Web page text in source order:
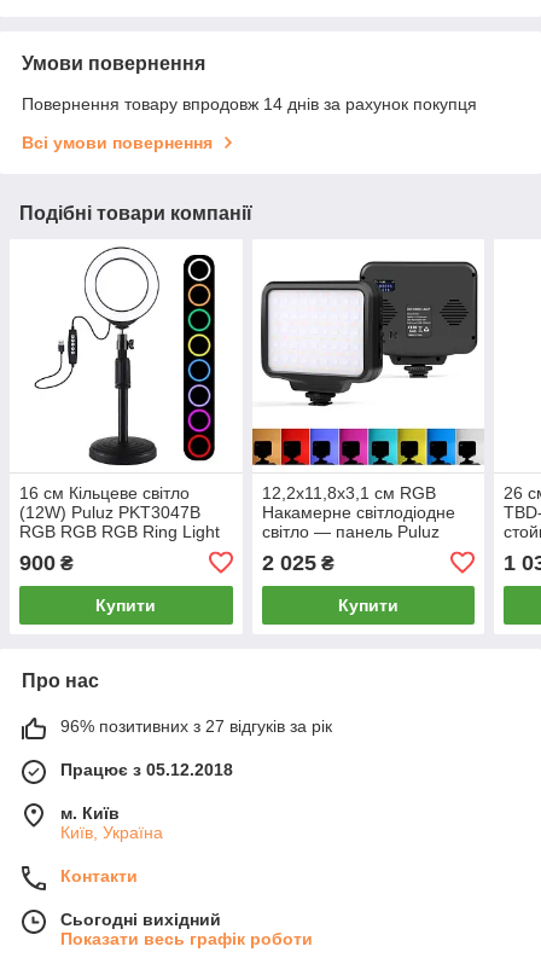
Умови повернення
Повернення товару впродовж 14 днів за рахунок покупця
Всі умови повернення
Подібні товари компанії
16 см Кільцеве світло
(12W) Puluz PKT3047B
RGB RGB RGB Ring Light
900 ₴
Купити
12,2x11,8x3,1 см RGB
Накамерне світлодіодне
світло — панель Puluz
2 025₴
Купити
26
1
Про нас
96% позитивних з 27 відгуків за рік
Працює з 05.12.2018
м. Київ
Київ, Україна
Контакти
Сьогодні вихідний
Показати весь графік роботи